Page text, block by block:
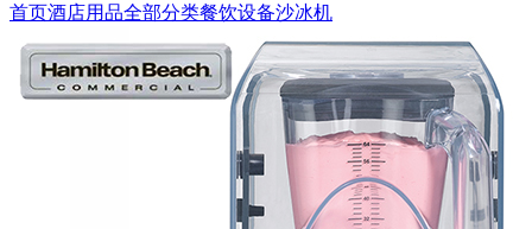
首页酒店用品全部分类餐饮设备沙冰机